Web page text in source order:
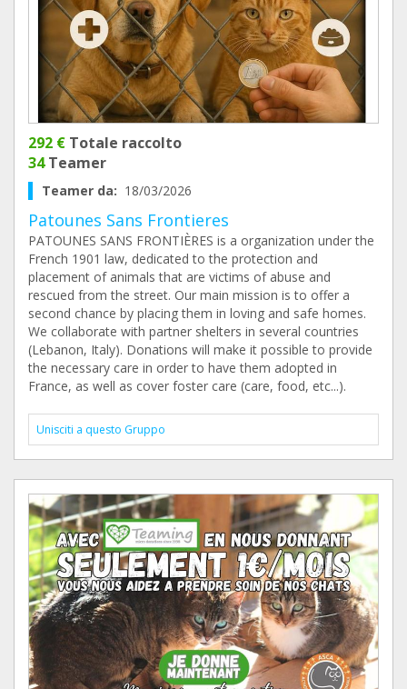
292 € Totale raccolto
34Teamer
Teamer da: 18/03/2026
Patounes Sans Frontieres
PATOUNES SANS FRONTIÈRES is a organization under the
French 1901 law, dedicated to the protection and
placement of animals that are victims of abuse and
rescued from the street. Our main mission is to offer a
second chance by placing them in loving and safe homes.
We collaborate with partner shelters in several countries
(Lebanon, Italy). Donations will make it possible to provide
the necessary care in order to have them adopted in
France, as well as cover foster care (care, food, etc...).
Unisciti a questo Gruppo